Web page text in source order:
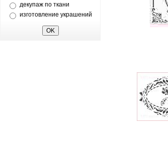
декупаж по ткани
изготовление украшений